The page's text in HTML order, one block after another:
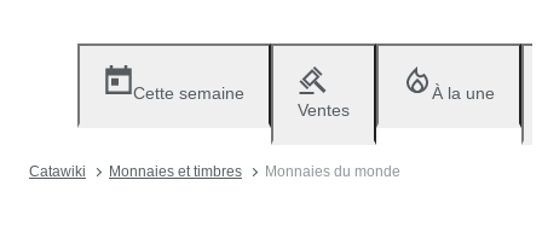
Cette semaine
Ventes
À la une
Catawiki Monnaies et timbres Monnaies du monde